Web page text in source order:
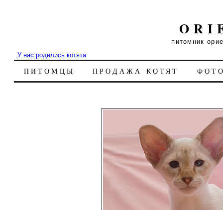
питомник
У нас родились котята
ПИТОМЦЫ ПРОДАЖА КОТЯТ